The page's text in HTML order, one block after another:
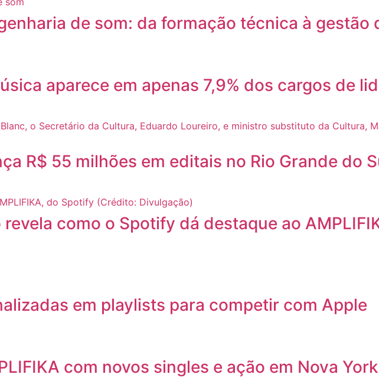
de som: da formação técnica à gestão
aparece em apenas 7,9% dos cargos de
R$ 55 milhões em editais no Rio Grande do
como o Spotify dá destaque ao
em playlists para competir com Apple
com novos singles e ação em Nova York